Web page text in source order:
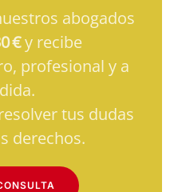
abogados
€y recibe
profesional y a
tus dudas
derechos.